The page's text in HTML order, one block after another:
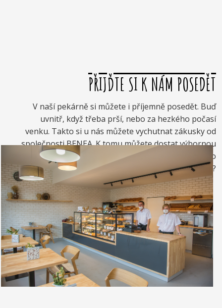
PŘIJĎTE SI K NÁM POSEDĚT
V naší pekárně si můžete i příjemně posedět. Buď
uvnitř, když třeba prší, nebo za hezkého počasí
venku. Takto si u nás můžete vychutnat zákusky od
společnosti BENEA. K tomu můžete dostat výbornou
kávou. Nebo si raději dáte zrmzlinový pohár nebo
vynikající točenou zmrzlinu?